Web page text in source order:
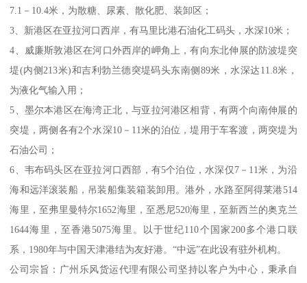
7.1－10.4米，为散糖、尿素、散化肥、装卸区；
3、新港区在亚拉河口西岸，有马里比港石油化工码头，水深10米；
4、威廉斯敦港区在河口外西岸的岬角上，有向东北伸展的防波堤突
堤(内侧213米)和吉利勃兰德突堤码头东南侧89米，水深达11.8米，
为液化气输入用；
5、墨尔本港区在海湾正北，与亚拉河港区相背，有两个向南伸展的
突堤，两侧各有2个水深10－11米的泊位，堤用于车客渡，两突堤为
石油公司；
6、韦布码头区在亚拉河口西部，有5个泊位，水深仅7－11米，为沿
海和远洋滚装船，吊装船集装箱装卸用。港外，水路至阿得莱港514
海里，至弗里曼特尔1652海里，至悉尼520海里，至新西兰的奥克兰
1644海里，至香港5075海里。以于世纪110个国家200多个港口联
系，1980年与中国天津港结为友好港。“中远”在此设有驻外机构。
公司宗旨：广州乐风货运代理有限公司坚持以客户为中心，秉承自